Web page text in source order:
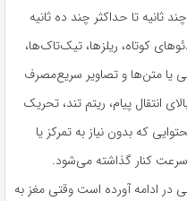
ثانیه تا حداکثر چند ده ثانیه
کوتاه، ریلزها، تیک‌تاک‌ها،
یا متن‌ها و تصاویر سریع‌مصرف
انتقال پیام، ریتم تند، تحریک
که بدون نیاز به تمرکز یا
کنار گذاشته می‌شود.
در ادامه آورده است وقتی مغز به